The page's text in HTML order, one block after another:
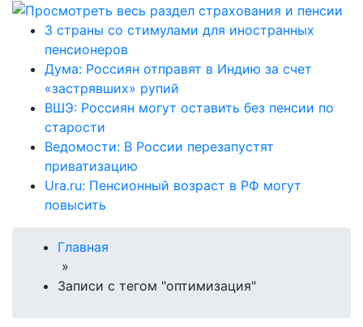
3 страны со стимулами для иностранных
пенсионеров
Дума: Россиян отправят в Индию за счет
«застрявших» рупий
ВШЭ: Россиян могут оставить без пенсии по
старости
Ведомости: В России перезапустят
приватизацию
Ura.ru: Пенсионный возраст в РФ могут
повысить
Главная
»
Записи с тегом "оптимизация"